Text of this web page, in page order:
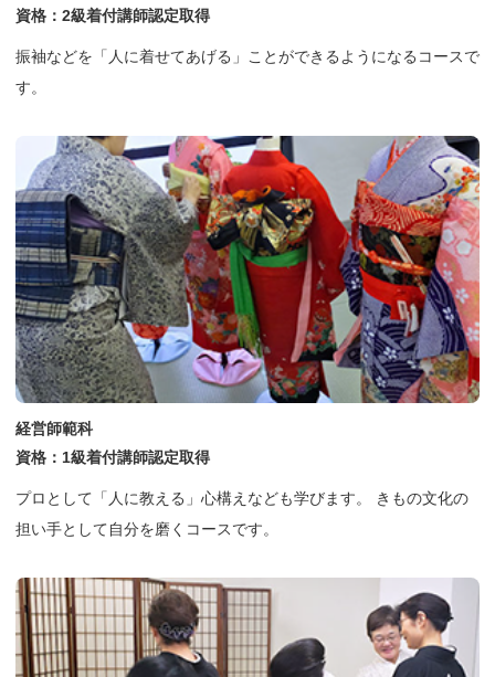
資格：2級着付講師認定取得
振袖などを「人に着せてあげる」ことができるようになるコースで
す。
経営師範科
資格：1級着付講師認定取得
プロとして「人に教える」心構えなども学びます。 きもの文化の
担い手として自分を磨くコースです。